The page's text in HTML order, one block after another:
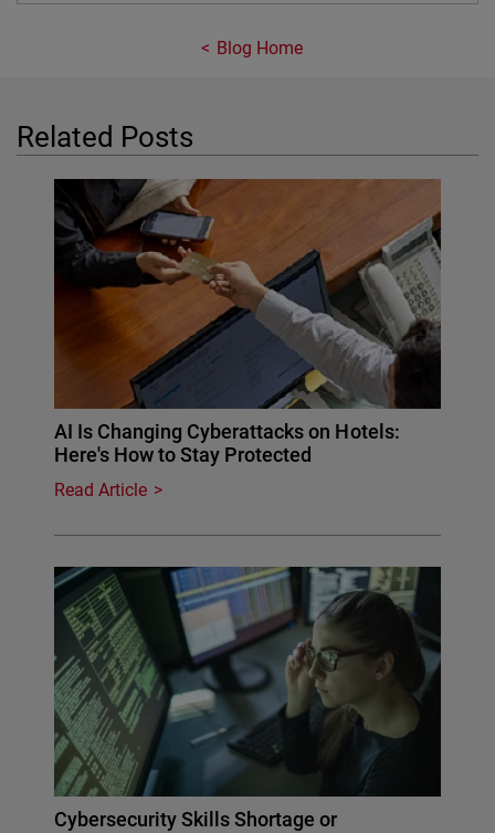
Blog Home
Related Posts
AI Is Changing Cyberattacks on Hotels:
Here's How to Stay Protected
Read Article
Cybersecurity Skills Shortage or